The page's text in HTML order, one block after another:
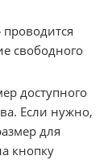
проводится
свободного
доступного
Если нужно,
для
кнопку